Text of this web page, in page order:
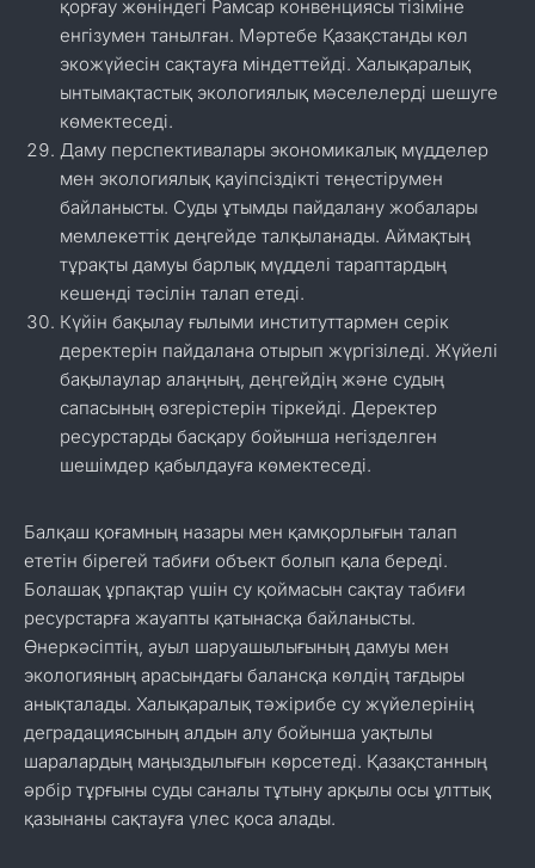
қорғау жөніндегі Рамсар конвенциясы тізіміне
енгізумен танылған. Мәртебе Қазақстанды көл
экожүйесін сақтауға міндеттейді. Халықаралық
ынтымақтастық экологиялық мәселелерді шешуге
көмектеседі.
Даму перспективалары экономикалық мүдделер
мен экологиялық қауіпсіздікті теңестірумен
байланысты. Суды ұтымды пайдалану жобалары
мемлекеттік деңгейде талқыланады. Аймақтың
тұрақты дамуы барлық мүдделі тараптардың
кешенді тәсілін талап етеді.
Күйін бақылау ғылыми институттармен серік
деректерін пайдалана отырып жүргізіледі. Жүйелі
бақылаулар алаңның, деңгейдің және судың
сапасының өзгерістерін тіркейді. Деректер
ресурстарды басқару бойынша негізделген
шешімдер қабылдауға көмектеседі.
Балқаш қоғамның назары мен қамқорлығын талап
ететін бірегей табиғи объект болып қала береді.
Болашақ ұрпақтар үшін су қоймасын сақтау табиғи
ресурстарға жауапты қатынасқа байланысты.
Өнеркәсіптің, ауыл шаруашылығының дамуы мен
экологияның арасындағы балансқа көлдің тағдыры
анықталады. Халықаралық тәжірибе су жүйелерінің
деградациясының алдын алу бойынша уақтылы
шаралардың маңыздылығын көрсетеді. Қазақстанның
әрбір тұрғыны суды саналы тұтыну арқылы осы ұлттық
қазынаны сақтауға үлес қоса алады.